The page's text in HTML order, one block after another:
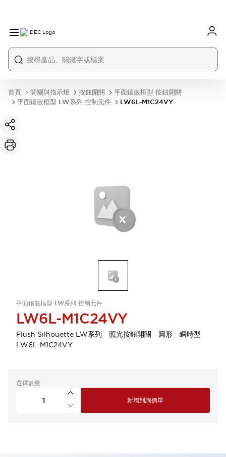
首頁 開關與指示燈 按鈕開關
平面鑲嵌框型 按鈕開關
平面鑲嵌框型 LW系列 控制元件
LW6L-M1C24VY
平面鑲嵌框型 LW系列 控制元件
LW6L-M1C24VY
Flush Silhouette LW系列 照光按鈕開關 圓形 瞬時型
LW6L-M1C24VY
選擇數量
新增到詢價單